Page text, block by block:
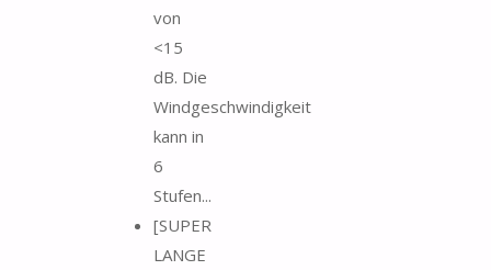
von
<15
dB. Die
Windgeschwindigkeit
kann in
6
Stufen...
[SUPER
LANGE